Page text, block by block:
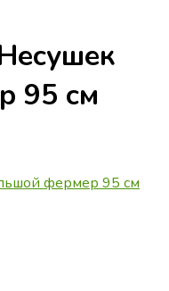
95 см
фермер 95 см